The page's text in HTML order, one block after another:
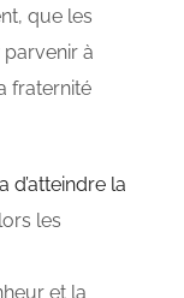
que les
à
fraternité
d’atteindre la
les
et la